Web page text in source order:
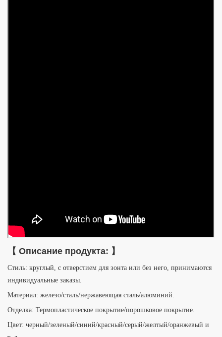
【 Описание продукта: 】
Стиль: круглый, с отверстием для зонта или без него, принимаются
индивидуальные заказы.
Материал: железо/сталь/нержавеющая сталь/алюминий.
Отделка: Термопластическое покрытие/порошковое покрытие.
Цвет: черный/зеленый/синий/красный/серый/желтый/оранжевый и